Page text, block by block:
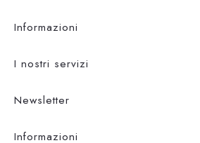
Informazioni
I nostri servizi
Newsletter
Informazioni